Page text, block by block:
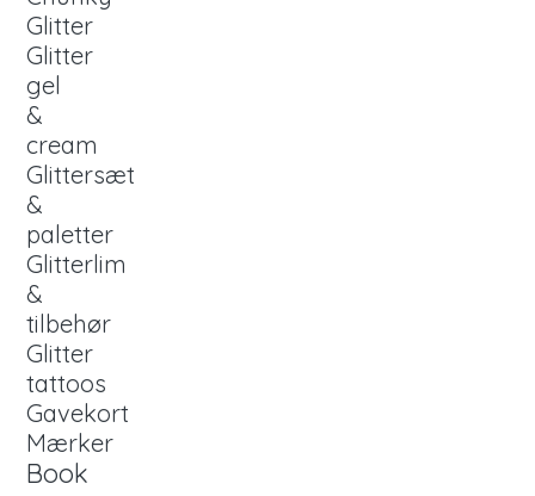
Glitter
Glitter
gel
&
cream
Glittersæt
&
paletter
Glitterlim
&
tilbehør
Glitter
tattoos
Gavekort
Mærker
Book